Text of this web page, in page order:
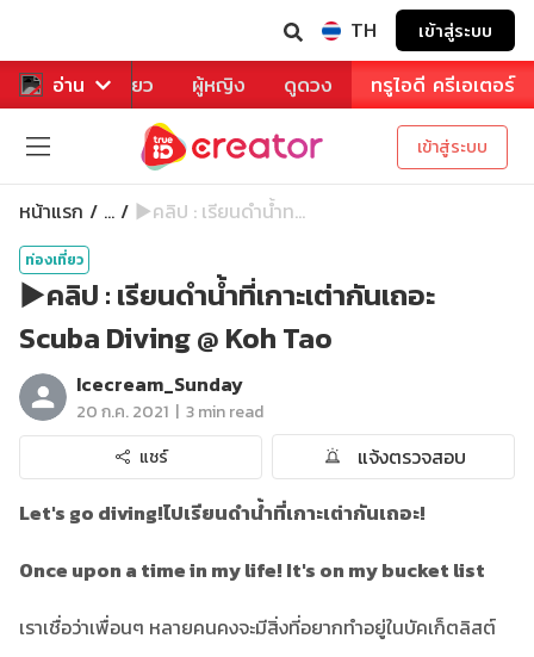
TH เข้าสู่ระบบ
อ่าน
หาร ท่องเที่ยว ผู้หญิง ดูดวง ทรูไอดี ครีเอเตอร์
เข้าสู่ระบบ
หน้าแรก ... ▶️คลิป : เรียนดำน้ำท...
ท่องเที่ยว
▶️คลิป : เรียนดำน้ำที่เกาะเต่ากันเถอะ
Scuba Diving @ Koh Tao
Icecream_Sunday
20 ก.ค. 2021 | 3 min read
แชร์
แจ้งตรวจสอบ
Let's go diving!ไปเรียนดำน้ำที่เกาะเต่ากันเถอะ!
Once upon a time in my life! It's on my bucket list
เราเชื่อว่าเพื่อนๆ หลายคนคงจะมีสิ่งที่อยากทำอยู่ในบัคเก็ตลิสต์